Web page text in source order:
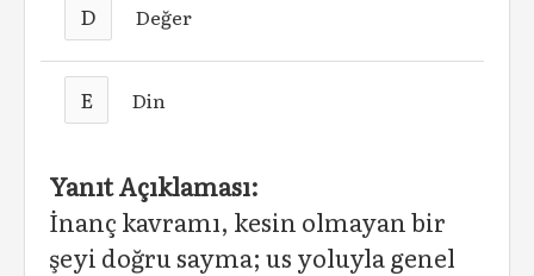
D Değer
E Din
Yanıt Açıklaması:
İnanç kavramı, kesin olmayan bir
şeyi doğru sayma; us yoluyla genel